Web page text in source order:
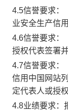
4.5信誉要求：
业安全生产信
4.6信誉要求：
授权代表签署
4.7信誉要求：
信用中国网站
定代表人或授
4.8业绩要求：